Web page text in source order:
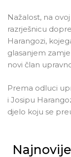
Nažalost, na
razrješnicu
Harangozi,
glasanjem
novi član
Prema odluci
i Josipu
djelo koju se